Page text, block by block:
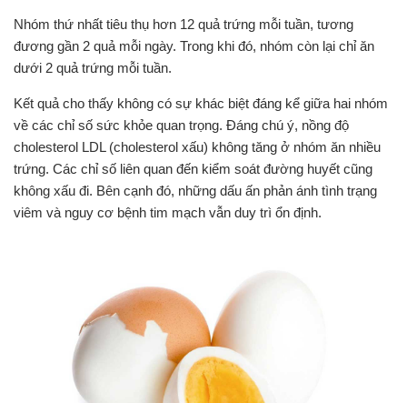
Nhóm thứ nhất tiêu thụ hơn 12 quả trứng mỗi tuần, tương
đương gần 2 quả mỗi ngày. Trong khi đó, nhóm còn lại chỉ ăn
dưới 2 quả trứng mỗi tuần.
Kết quả cho thấy không có sự khác biệt đáng kể giữa hai nhóm
về các chỉ số sức khỏe quan trọng. Đáng chú ý, nồng độ
cholesterol LDL (cholesterol xấu) không tăng ở nhóm ăn nhiều
trứng. Các chỉ số liên quan đến kiểm soát đường huyết cũng
không xấu đi. Bên cạnh đó, những dấu ấn phản ánh tình trạng
viêm và nguy cơ bệnh tim mạch vẫn duy trì ổn định.